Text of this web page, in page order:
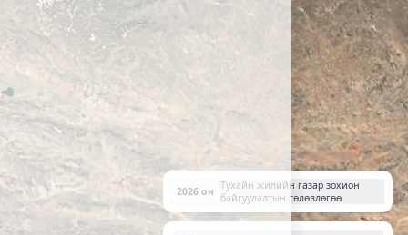
2026 он Тухайн жилийн газар зохион
байгуулалтын төлөвлөгөө